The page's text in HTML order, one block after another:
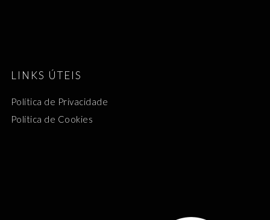
LINKS ÚTEIS
Política de Privacidade
Política de Cookies